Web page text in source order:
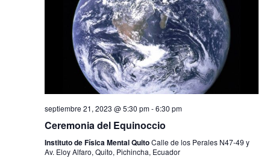
septiembre 21, 2023 @ 5:30 pm-6:30 pm
Ceremonia del Equinoccio
Instituto de Física Mental QuitoCalle de los Perales N47-49 y
Av. Eloy Alfaro, Quito, Pichincha, Ecuador